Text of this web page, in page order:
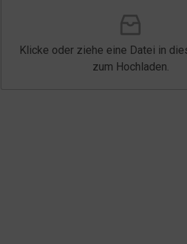
Klicke oder ziehe eine Datei in
zum Hochladen.